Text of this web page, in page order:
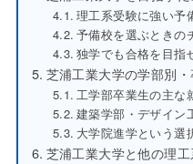
理工系受験に強い予
予備校を選ぶときの
独学でも合格を目指
芝浦工業大学の学部別
工学部卒業生の主な
建築学部・デザイン
大学院進学という選
芝浦工業大学と他の理